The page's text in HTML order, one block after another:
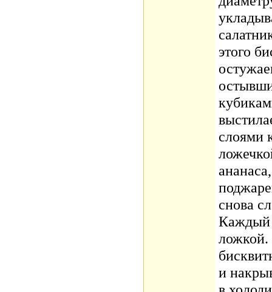
этого
слоями
снова
Каждый
ложкой.
и